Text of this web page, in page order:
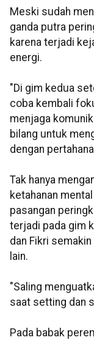
Meski sudah
ganda putra
karena terjadi
energi.
"Di gim kedua
coba kembali
menjaga
bilang untuk
dengan
Tak hanya
ketahanan
pasangan
terjadi pada gim
dan Fikri
lain.
"Saling
saat setting dan
Pada babak